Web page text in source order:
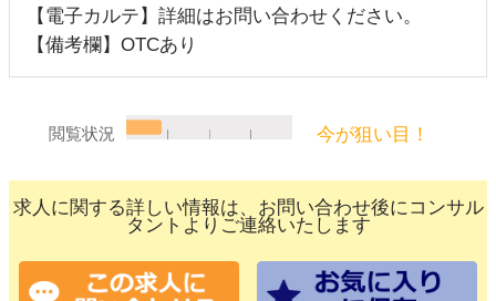
【電子カルテ】詳細はお問い合わせください。
【備考欄】OTCあり
閲覧状況 今が狙い目！
求人に関する詳しい情報は、お問い合わせ後にコンサル
タントよりご連絡いたします